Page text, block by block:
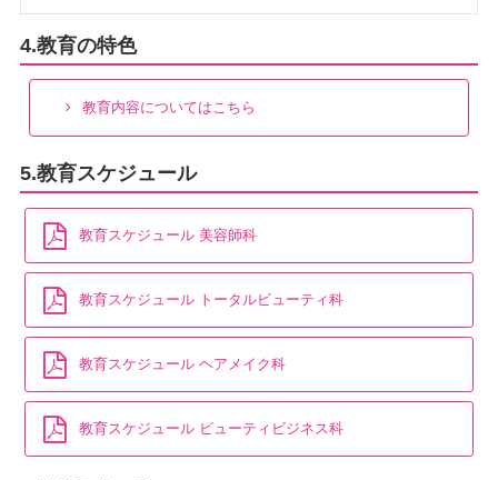
4.教育の特色
教育内容についてはこちら
5.教育スケジュール
教育スケジュール 美容師科
教育スケジュール トータルビューティ科
教育スケジュール ヘアメイク科
教育スケジュール ビューティビジネス科